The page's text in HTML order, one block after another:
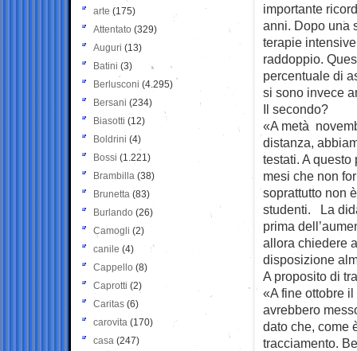
importante
anni. Dopo una
terapie
raddoppio.
percentuale di
si sono invece
Il secondo?
«A metà
distanza,
testati. A
mesi che non
soprattutto non
studenti. La
prima
allora chiedere
disposizione
A proposito di
«A fine ottobre
avrebbero
dato che, come
tracciamento.
arte (175)
Attentato (329)
Auguri (13)
Batini (3)
Berlusconi (4.295)
Bersani (234)
Biasotti (12)
Boldrini (4)
Bossi (1.221)
Brambilla (38)
Brunetta (83)
Burlando (26)
Camogli (2)
canile (4)
Cappello (8)
Caprotti (2)
Caritas (6)
carovita (170)
casa (247)